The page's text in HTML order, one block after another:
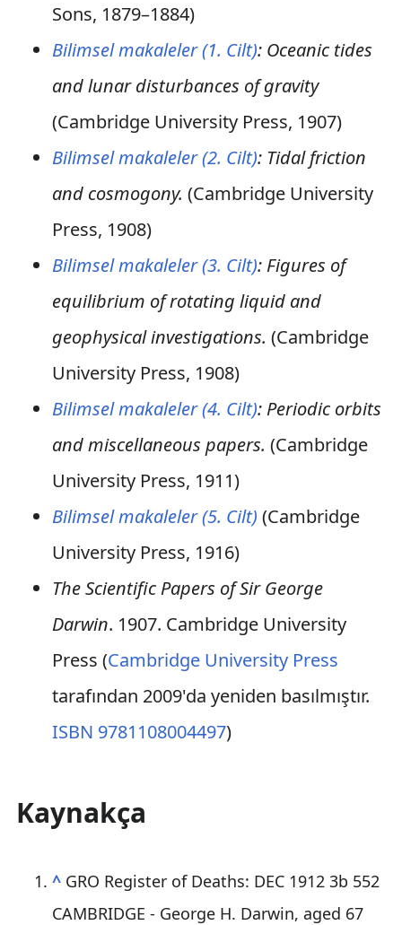
Sons, 1879–1884)
Bilimsel makaleler (1. Cilt): Oceanic tides
and lunar disturbances of gravity
(Cambridge University Press, 1907)
Bilimsel makaleler (2. Cilt): Tidal friction
and cosmogony. (Cambridge University
Press, 1908)
Bilimsel makaleler (3. Cilt): Figures of
equilibrium of rotating liquid and
geophysical investigations. (Cambridge
University Press, 1908)
Bilimsel makaleler (4. Cilt): Periodic orbits
and miscellaneous papers. (Cambridge
University Press, 1911)
Bilimsel makaleler (5. Cilt) (Cambridge
University Press, 1916)
The Scientific Papers of Sir George
Darwin. 1907. Cambridge University
Press (Cambridge University Press
tarafından 2009'da yeniden basılmıştır.
ISBN 9781108004497)
Kaynakça
^ GRO Register of Deaths: DEC 1912 3b 552
CAMBRIDGE - George H. Darwin, aged 67